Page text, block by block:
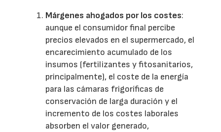
Márgenes ahogados por los costes:
aunque el consumidor final percibe
precios elevados en el supermercado, el
encarecimiento acumulado de los
insumos (fertilizantes y fitosanitarios,
principalmente), el coste de la energía
para las cámaras frigoríficas de
conservación de larga duración y el
incremento de los costes laborales
absorben el valor generado,